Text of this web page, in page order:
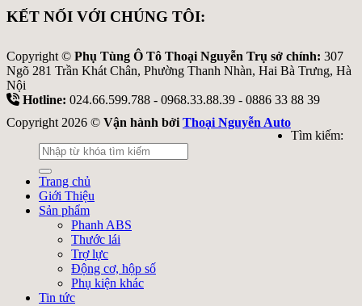
KẾT NỐI VỚI CHÚNG TÔI:
Copyright © Phụ Tùng Ô Tô Thoại Nguyễn Trụ sở chính: 307
Ngõ 281 Trần Khát Chân, Phường Thanh Nhàn, Hai Bà Trưng, Hà
Nội
Hotline: 024.66.599.788 - 0968.33.88.39 - 0886 33 88 39
Copyright 2026 © Vận hành bởi Thoại Nguyễn Auto
Tìm kiếm:
Trang chủ
Giới Thiệu
Sản phẩm
Phanh ABS
Thước lái
Trợ lực
Động cơ, hộp số
Phụ kiện khác
Tin tức